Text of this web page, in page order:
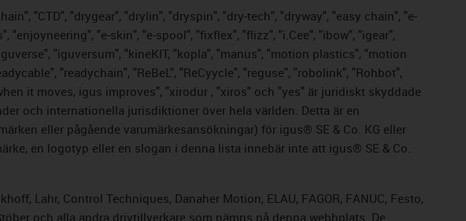
"CTD", "drygear", "drylin", "dryspin", "dry-tech", "dryway", "easy chain", "e-
"e-skin", "e-spool", "fixflex", "flizz", "i.Cee", "ibow", "igear",
"iguversum", "kineKIT, "kopla", "manus", "motion plastics", "motion
"readychain", "ReBeL", "ReCyycle", "reguse", "robolink", "Rohbot",
it moves, igus improves", "xirodur , "xiros" och "yes" är juridiskt skyddade
och internationella jurisdiktioner över hela världen. Detta är en
eller pågående varumärkesansökningar) för igus® SE & Co. KG eller
en logotyp eller en slogan i denna lista innebär inte att igus® SE & Co.
Lahr, Control Techniques, Danaher Motion, ELAU, FAGOR, FANUC, Festo,
och alla andra drivtillverkare som nämns på denna webbplats. De